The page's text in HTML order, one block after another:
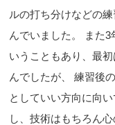
ルの打ち分けなどの
んでいました。 また
いうこともあり、最
んでしたが、 練習後
としていい方向に向
し、技術はもちろん